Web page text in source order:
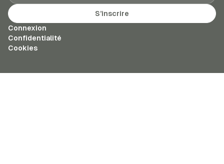
S’inscrire
Connexion
Confidentialité
Cookies